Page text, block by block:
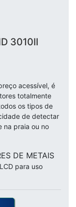
3010II
acessível, é
totalmente
os tipos de
de detectar
na praia ou no
DE METAIS
para uso